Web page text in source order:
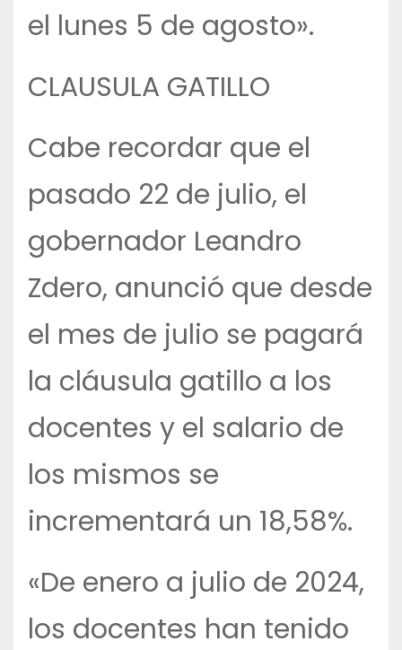
el lunes 5 de agosto».
CLAUSULA GATILLO
Cabe recordar que el
pasado 22 de julio, el
gobernador Leandro
Zdero, anunció que desde
el mes de julio se pagará
la cláusula gatillo a los
docentes y el salario de
los mismos se
incrementará un 18,58%.
«De enero a julio de 2024,
los docentes han tenido